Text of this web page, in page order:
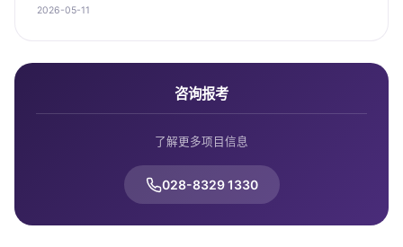
2026-05-11
咨询报考
了解更多项目信息
028-8329 1330